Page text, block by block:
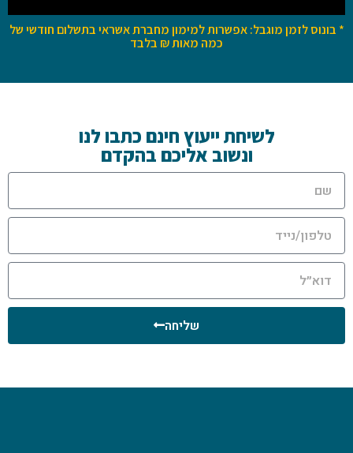
* בונוס לזמן מוגבל: אפשרות למימון מחברת אשראי בתשלום חודשי של
כמה מאות ₪ בלבד
לשיחת ייעוץ חינם כתבו לנו
ונשוב אליכם בהקדם
שליחה